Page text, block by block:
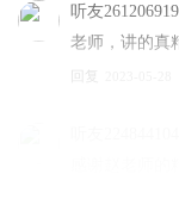
听友261206919
老师，讲的真
回复